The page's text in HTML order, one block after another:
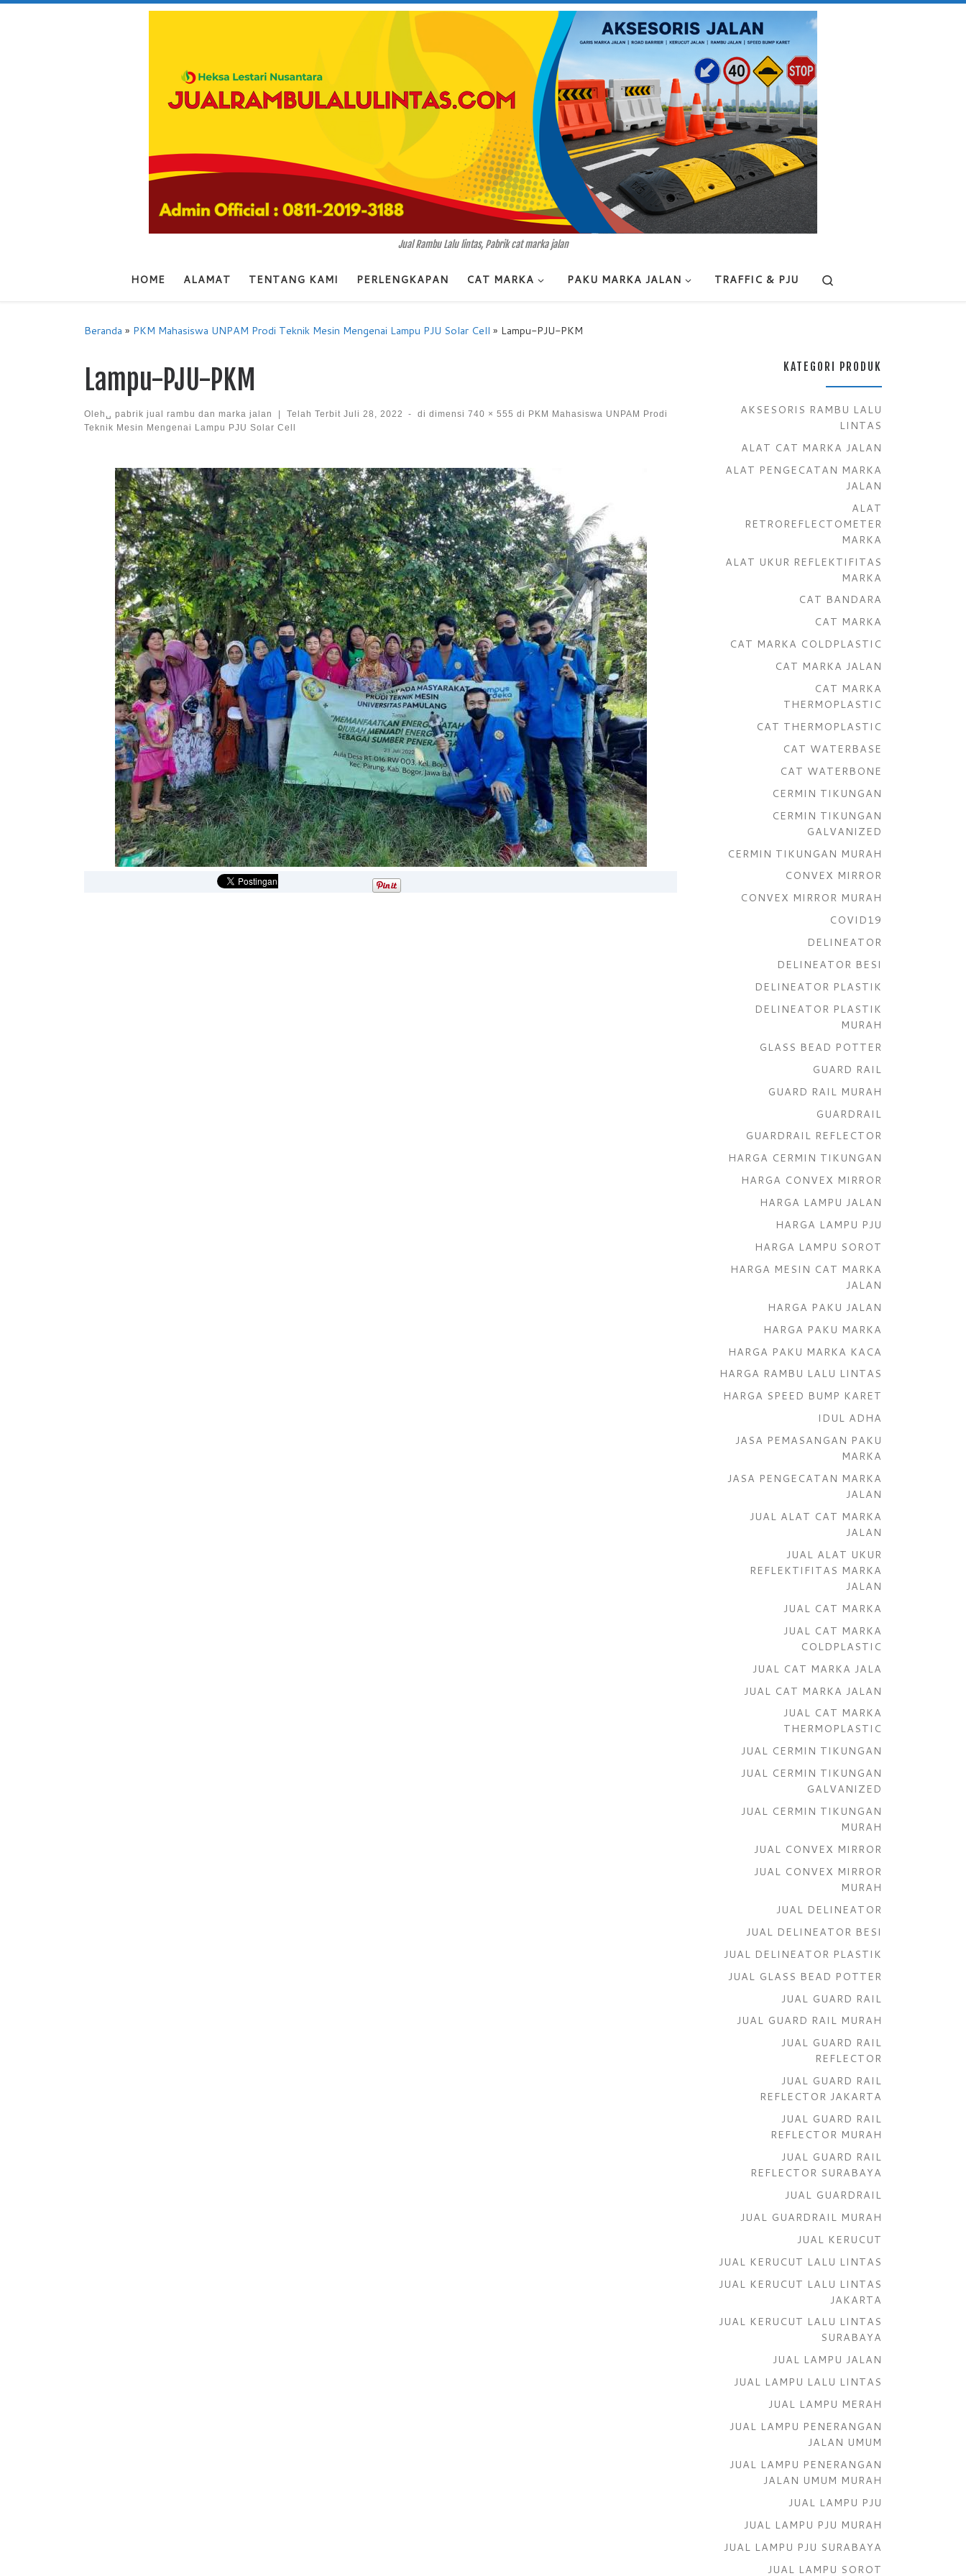
Jual Rambu Lalu lintas, Pabrik cat marka jalan
HOME ALAMAT TENTANG KAMI PERLENGKAPAN CAT MARKA PAKU MARKA JALAN TRAFFIC & PJU
Beranda » PKM Mahasiswa UNPAM Prodi Teknik Mesin Mengenai Lampu PJU Solar Cell » Lampu-PJU-PKM
Lampu-PJU-PKM
Oleh␣ pabrik jual rambu dan marka jalan Telah Terbit Juli 28, 2022 - di dimensi 740 × 555 di PKM Mahasiswa UNPAM Prodi
Teknik Mesin Mengenai Lampu PJU Solar Cell
Images navigation
KATEGORI PRODUK
AKSESORIS RAMBU LALU
LINTAS
ALAT CAT MARKA JALAN
ALAT PENGECATAN MARKA
JALAN
ALAT
RETROREFLECTOMETER
MARKA
ALAT UKUR REFLEKTIFITAS
MARKA
CAT BANDARA
CAT MARKA
CAT MARKA COLDPLASTIC
CAT MARKA JALAN
CAT MARKA
THERMOPLASTIC
CAT THERMOPLASTIC
CAT WATERBASE
CAT WATERBONE
CERMIN TIKUNGAN
CERMIN TIKUNGAN
GALVANIZED
CERMIN TIKUNGAN MURAH
CONVEX MIRROR
CONVEX MIRROR MURAH
COVID19
DELINEATOR
DELINEATOR BESI
DELINEATOR PLASTIK
DELINEATOR PLASTIK
MURAH
GLASS BEAD POTTER
GUARD RAIL
GUARD RAIL MURAH
GUARDRAIL
GUARDRAIL REFLECTOR
HARGA CERMIN TIKUNGAN
HARGA CONVEX MIRROR
HARGA LAMPU JALAN
HARGA LAMPU PJU
HARGA LAMPU SOROT
HARGA MESIN CAT MARKA
JALAN
HARGA PAKU JALAN
HARGA PAKU MARKA
HARGA PAKU MARKA KACA
HARGA RAMBU LALU LINTAS
HARGA SPEED BUMP KARET
IDUL ADHA
JASA PEMASANGAN PAKU
MARKA
JASA PENGECATAN MARKA
JALAN
JUAL ALAT CAT MARKA
JALAN
JUAL ALAT UKUR
REFLEKTIFITAS MARKA
JALAN
JUAL CAT MARKA
JUAL CAT MARKA
COLDPLASTIC
JUAL CAT MARKA JALA
JUAL CAT MARKA JALAN
JUAL CAT MARKA
THERMOPLASTIC
JUAL CERMIN TIKUNGAN
JUAL CERMIN TIKUNGAN
GALVANIZED
JUAL CERMIN TIKUNGAN
MURAH
JUAL CONVEX MIRROR
JUAL CONVEX MIRROR
MURAH
JUAL DELINEATOR
JUAL DELINEATOR BESI
JUAL DELINEATOR PLASTIK
JUAL GLASS BEAD POTTER
JUAL GUARD RAIL
JUAL GUARD RAIL MURAH
JUAL GUARD RAIL
REFLECTOR
JUAL GUARD RAIL
REFLECTOR JAKARTA
JUAL GUARD RAIL
REFLECTOR MURAH
JUAL GUARD RAIL
REFLECTOR SURABAYA
JUAL GUARDRAIL
JUAL GUARDRAIL MURAH
JUAL KERUCUT
JUAL KERUCUT LALU LINTAS
JUAL KERUCUT LALU LINTAS
JAKARTA
JUAL KERUCUT LALU LINTAS
SURABAYA
JUAL LAMPU JALAN
JUAL LAMPU LALU LINTAS
JUAL LAMPU MERAH
JUAL LAMPU PENERANGAN
JALAN UMUM
JUAL LAMPU PENERANGAN
JALAN UMUM MURAH
JUAL LAMPU PJU
JUAL LAMPU PJU MURAH
JUAL LAMPU PJU SURABAYA
JUAL LAMPU SOROT